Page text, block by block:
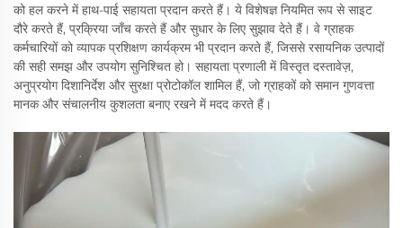
को हल करने में हाथ-पाई सहायता प्रदान करते हैं। ये विशेषज्ञ नियमित रूप से साइट
दौरे करते हैं, प्रक्रिया जाँच करते हैं और सुधार के लिए सुझाव देते हैं। वे ग्राहक
कर्मचारियों को व्यापक प्रशिक्षण कार्यक्रम भी प्रदान करते हैं, जिससे रसायनिक उत्पादों
की सही समझ और उपयोग सुनिश्चित हो। सहायता प्रणाली में विस्तृत दस्तावेज़,
अनुप्रयोग दिशानिर्देश और सुरक्षा प्रोटोकॉल शामिल हैं, जो ग्राहकों को समान गुणवत्ता
मानक और संचालनीय कुशलता बनाए रखने में मदद करते हैं।